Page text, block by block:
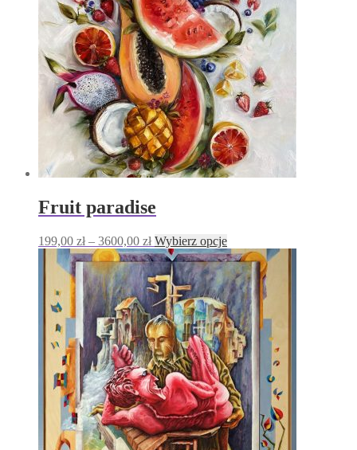
Fruit paradise
199,00 zł – 3600,00 złZakres
cen:
od
199,00 zł
do
3600,00 zł
Wybierz opcjeTen
produkt
ma
wiele
wariantów.
Opcje
można
wybrać
na
stronie
produktu